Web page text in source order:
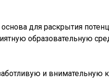
для раскрытия
образовательную
и внимательную